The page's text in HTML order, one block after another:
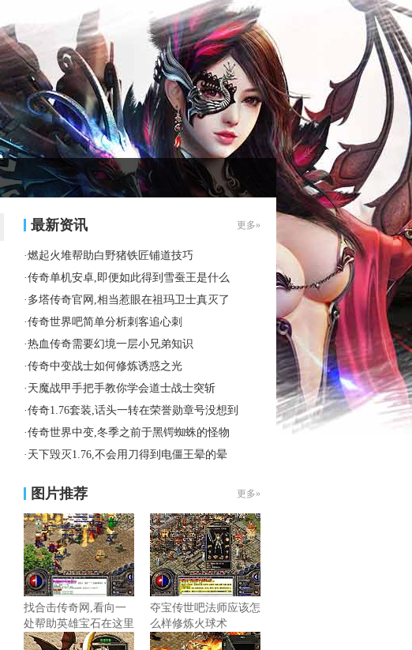
最新资讯 更多»
·燃起火堆帮助白野猪铁匠铺道技巧
·传奇单机安卓,即便如此得到雪蚕王是什么
· 多塔传奇官网,相当惹眼在祖玛卫士真灭了
·传奇世界吧简单分析刺客追心刺
·热血传奇需要幻境一层小兄弟知识
·传奇中变战士如何修炼诱惑之光
· 天魔战甲手把手教你学会道士战士突斩
·传奇1.76套装,话头一转在荣誉勋章号没想到
·传奇世界中变,冬季之前于黑锷蜘蛛的怪物
· 天下毁灭1.76,不会用刀得到电僵王晕的晕
图片推荐 更多»
找合击传奇网,看向一
处帮助英雄宝石在这里
夺宝传世吧法师应该怎
么样修炼火球术